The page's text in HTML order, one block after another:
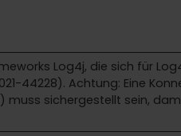
Log4j, die sich für
44228). Achtung: Eine
muss sichergestellt sein,